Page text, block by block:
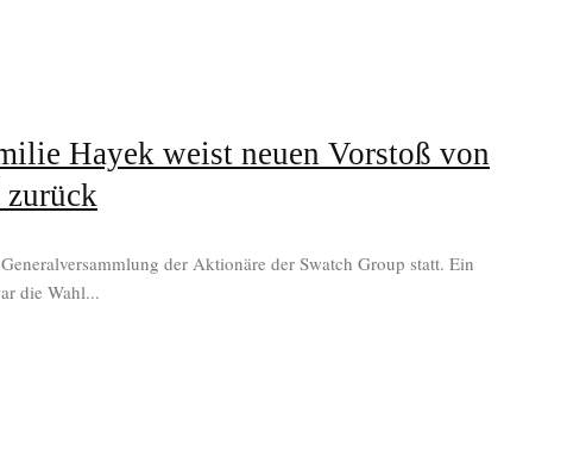
Hayek weist neuen Vorstoß von
zurück
der Aktionäre der Swatch Group statt. Ein
die Wahl...